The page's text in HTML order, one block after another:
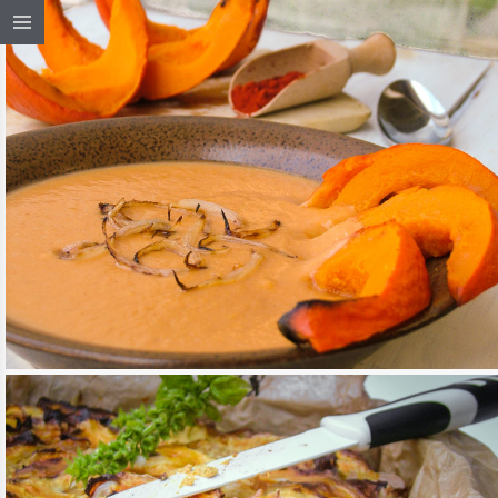
MAGYAROS SÜTŐTÖK-KRÉMLEVES
TOVÁBB OLVASOM RECEPTEK